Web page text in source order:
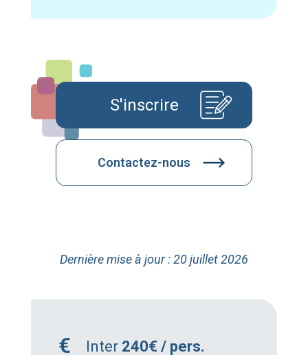
S'inscrire
Contactez-nous
Dernière mise à jour : 20 juillet 2026
Inter 240€ / pers.